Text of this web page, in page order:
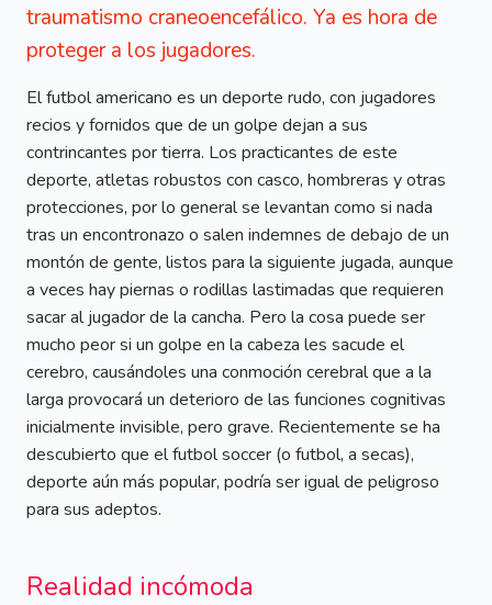
traumatismo craneoencefálico. Ya es hora de
proteger a los jugadores.
El futbol americano es un deporte rudo, con jugadores
recios y fornidos que de un golpe dejan a sus
contrincantes por tierra. Los practicantes de este
deporte, atletas robustos con casco, hombreras y otras
protecciones, por lo general se levantan como si nada
tras un encontronazo o salen indemnes de debajo de un
montón de gente, listos para la siguiente jugada, aunque
a veces hay piernas o rodillas lastimadas que requieren
sacar al jugador de la cancha. Pero la cosa puede ser
mucho peor si un golpe en la cabeza les sacude el
cerebro, causándoles una conmoción cerebral que a la
larga provocará un deterioro de las funciones cognitivas
inicialmente invisible, pero grave. Recientemente se ha
descubierto que el futbol soccer (o futbol, a secas),
deporte aún más popular, podría ser igual de peligroso
para sus adeptos.
Realidad incómoda